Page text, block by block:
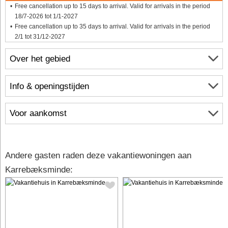
Over het gebied
Info & openingstijden
Voor aankomst
Free cancellation up to 15 days to arrival. Valid for arrivals in the period
18/7-2026 tot 1/1-2027
Free cancellation up to 35 days to arrival. Valid for arrivals in the period
2/1 tot 31/12-2027
Andere gasten raden deze vakantiewoningen aan
Karrebæksminde: